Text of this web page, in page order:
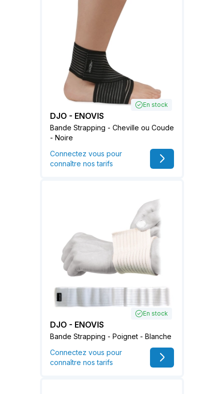
En stock
DJO - ENOVIS
Bande Strapping - Cheville ou Coude
- Noire
Connectez vous pour
connaître nos tarifs
En stock
DJO - ENOVIS
Bande Strapping - Poignet - Blanche
Connectez vous pour
connaître nos tarifs